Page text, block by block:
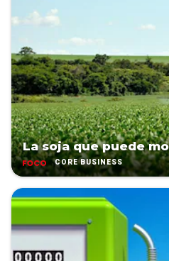
La soja que puede
CORE BUSINESS